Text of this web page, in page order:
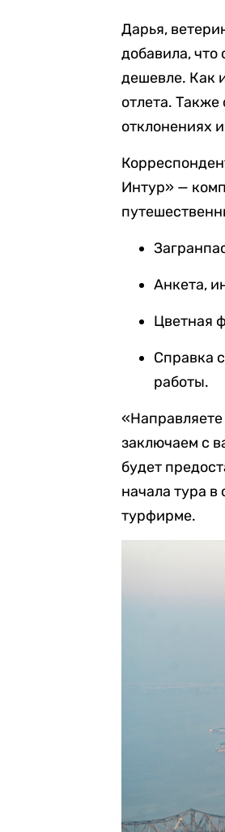
Дарья,
добавила, что
дешевле. Как
отлета.
отклонениях
Интур» —
Анкета,
Цветная
Справка
работы.
заключаем с
будет
начала тура
турфирме.